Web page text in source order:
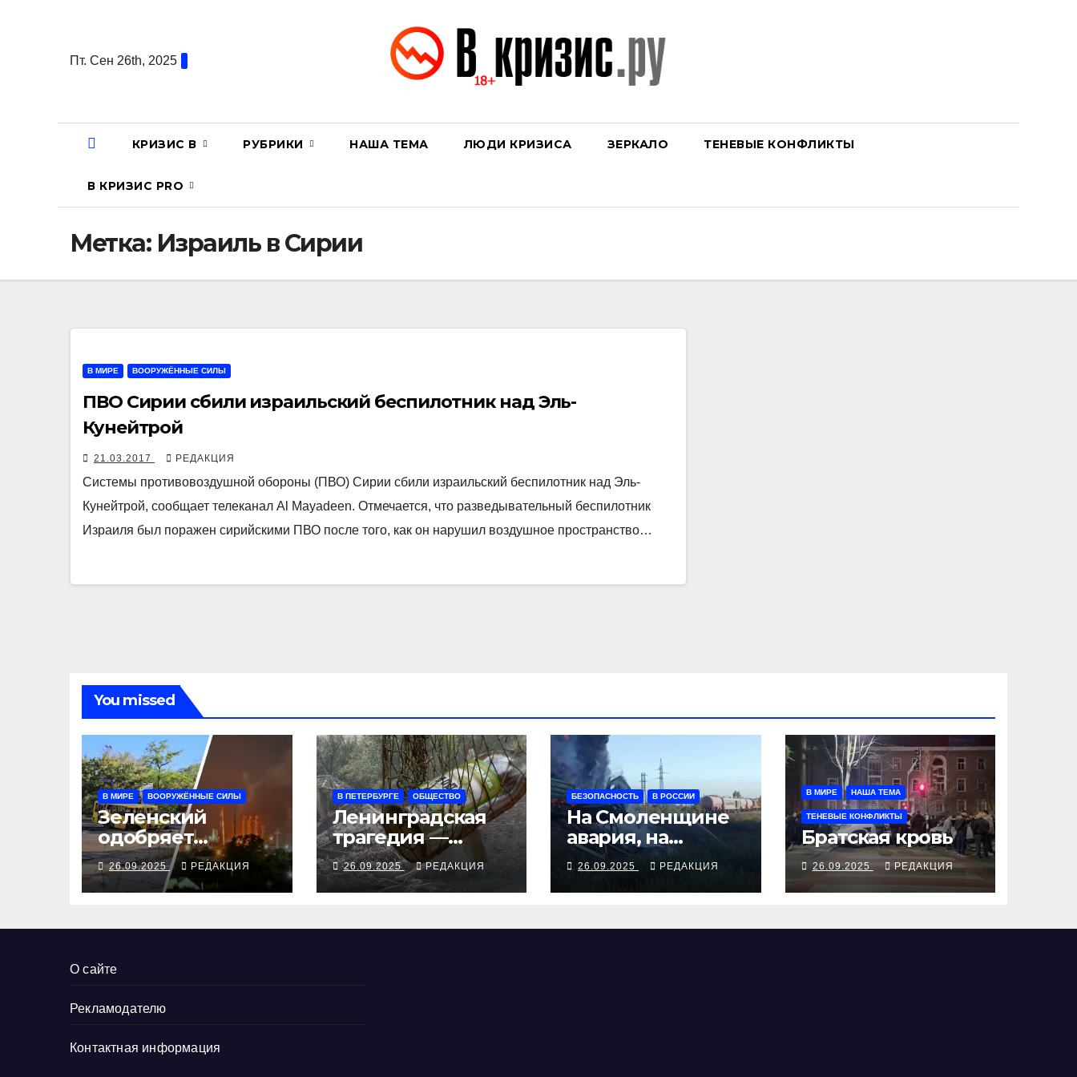
содержаниюПт. Сен 26th, 2025
КРИЗИС В РУБРИКИ НАША ТЕМА ЛЮДИ КРИЗИСА ЗЕРКАЛО ТЕНЕВЫЕ КОНФЛИКТЫ
В КРИЗИС PRO
Метка: Израиль в Сирии
В МИРЕ ВООРУЖЁННЫЕ СИЛЫ
ПВО Сирии сбили израильский беспилотник над Эль-
Кунейтрой
21.03.2017 РЕДАКЦИЯ
Системы противовоздушной обороны (ПВО) Сирии сбили израильский беспилотник над Эль-
Кунейтрой, сообщает телеканал Al Mayadeen. Отмечается, что разведывательный беспилотник
Израиля был поражен сирийскими ПВО после того, как он нарушил воздушное пространство…
You missed
В МИРЕ ВООРУЖЁННЫЕ СИЛЫ
Зеленский
одобряет
выступления
Трампа, ВСУ
закрыли
26.09.2025 РЕДАКЦИЯ
В ПЕТЕРБУРГЕ ОБЩЕСТВО
Ленинградская
трагедия —
серия смертей от
алкосуррогата
26.09.2025 РЕДАКЦИЯ
БЕЗОПАСНОСТЬ В РОССИИ
На Смоленщине
авария, на
Псковщине
взрыв
26.09.2025 РЕДАКЦИЯ
В МИРЕ НАША ТЕМА
ТЕНЕВЫЕ КОНФЛИКТЫ
Братская кровь
26.09.2025 РЕДАКЦИЯ
О сайте
Рекламодателю
Контактная информация